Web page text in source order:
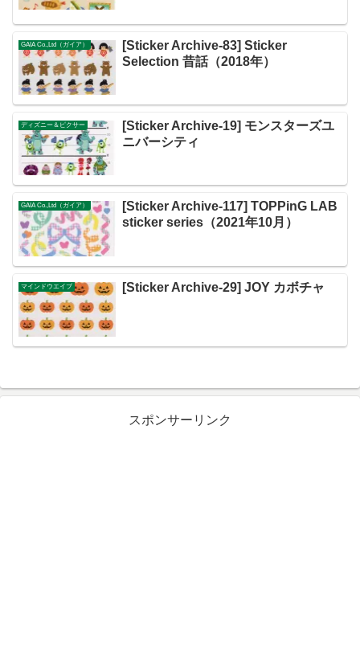
GAIA Co.,Ltd（ガイア）
[Sticker Archive-83] Sticker
Selection 昔話（2018年）
ディズニー＆ピクサー
[Sticker Archive-19] モンスターズユ
ニバーシティ
GAIA Co.,Ltd（ガイア）
[Sticker Archive-117] TOPPinG LAB
sticker series（2021年10月）
マインドウエイブ [Sticker Archive-29] JOY カボチャ
スポンサーリンク